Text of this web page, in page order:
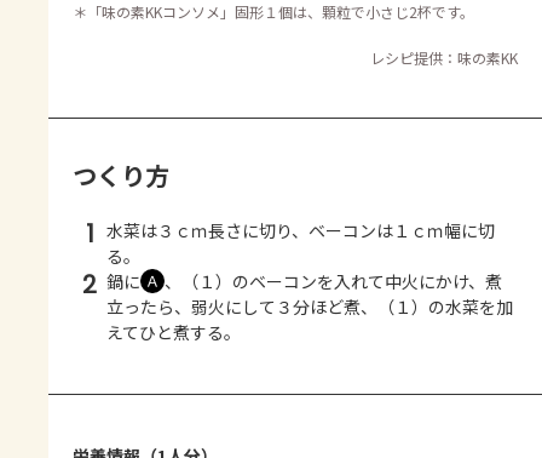
＊ 「味の素KKコンソメ」固形１個は、顆粒で小さじ2杯です。
レシピ提供：味の素KK
つくり方
1 水菜は３ｃｍ長さに切り、ベーコンは１ｃｍ幅に切
る。
2 鍋に Ａ 、（１）のベーコンを入れて中火にかけ、煮
立ったら、弱火にして３分ほど煮、（１）の水菜を加
えてひと煮する。